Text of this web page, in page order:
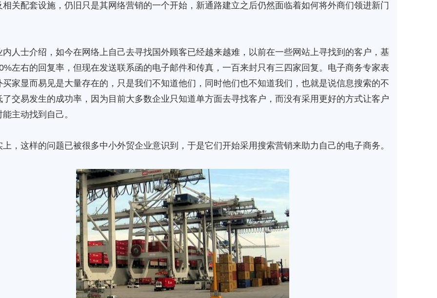
相关配套设施，仍旧只是其网络营销的一个开始，新通路建立之后仍然面临着如何将外商们领进新门
士介绍，如今在网络上自己去寻找国外顾客已经越来越难，以前在一些网站上寻找到的客户，基
左右的回复率，但现在发送联系函的电子邮件和传真，一百来封只有三四家回复。电子商务专家表
买家显而易见是大量存在的，只是我们不知道他们，同时他们也不知道我们，也就是说信息搜索的不
了交易发生的成功率，因为目前大多数企业只知道单方面去寻找客户，而没有采用更好的方式让客户
主动找到自己。
这样的问题已被很多中小外贸企业意识到，于是它们开始采用搜索营销来助力自己的电子商务。